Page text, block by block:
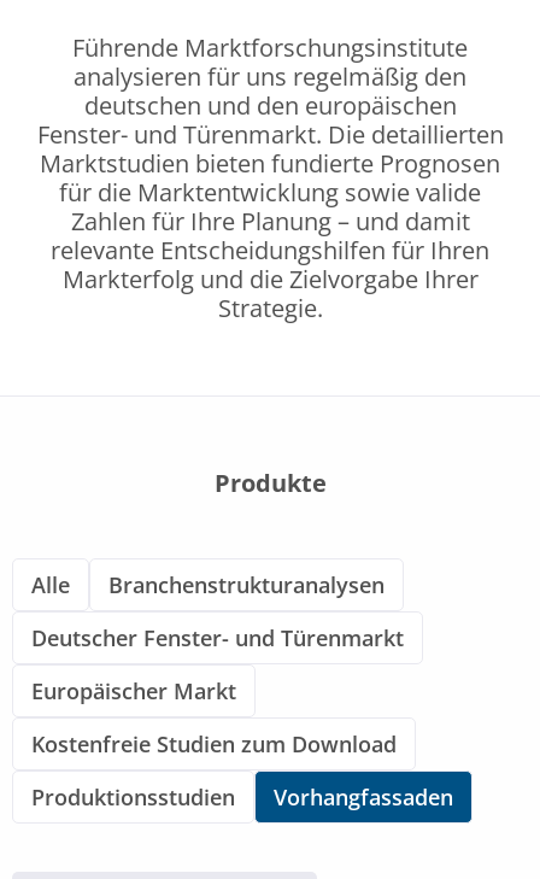
Führende Marktforschungsinstitute
analysieren für uns regelmäßig den
deutschen und den europäischen
Fenster- und Türenmarkt. Die detaillierten
Marktstudien bieten fundierte Prognosen
für die Marktentwicklung sowie valide
Zahlen für Ihre Planung – und damit
relevante Entscheidungshilfen für Ihren
Markterfolg und die Zielvorgabe Ihrer
Strategie.
Produkte
Alle
Branchenstrukturanalysen
Deutscher Fenster- und Türenmarkt
Europäischer Markt
Kostenfreie Studien zum Download
Produktionsstudien
Vorhangfassaden